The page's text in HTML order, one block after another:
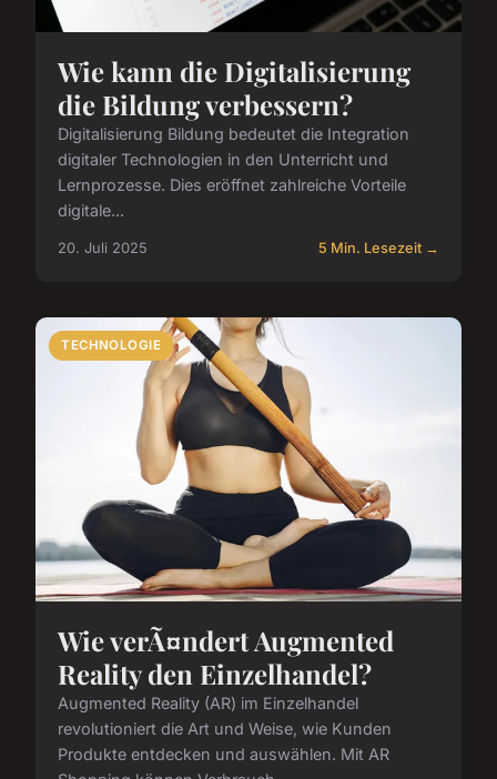
Wie kann die Digitalisierung
die Bildung verbessern?
Digitalisierung Bildung bedeutet die Integration
digitaler Technologien in den Unterricht und
Lernprozesse. Dies eröffnet zahlreiche Vorteile
digitale...
20. Juli 2025 5 Min. Lesezeit →
TECHNOLOGIE
Wie verÃ¤ndert Augmented
Reality den Einzelhandel?
Augmented Reality (AR) im Einzelhandel
revolutioniert die Art und Weise, wie Kunden
Produkte entdecken und auswählen. Mit AR